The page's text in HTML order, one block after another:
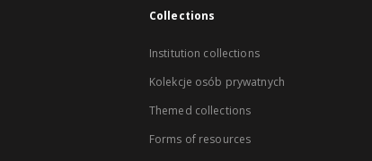
Collections
Institution collections
Kolekcje osób prywatnych
Themed collections
Forms of resources